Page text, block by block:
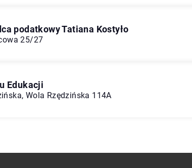
podatkowy Tatiana Kostyło
25/27
Edukacji
Wola Rzędzińska 114A